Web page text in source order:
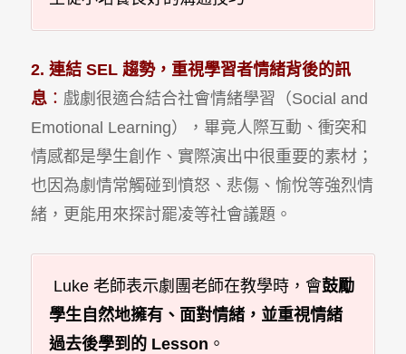
2. 連結 SEL 趨勢，重視學習者情緒背後的訊
息： 戲劇很適合結合社會情緒學習（Social and
Emotional Learning），畢竟人際互動、衝突和
情感都是學生創作、實際演出中很重要的素材；
也因為劇情常觸碰到憤怒、悲傷、愉悅等強烈情
緒，更能用來探討罷凌等社會議題。
Luke 老師表示劇團老師在教學時，會鼓勵
學生自然地擁有、面對情緒，並重視情緒
過去後學到的Lesson 。